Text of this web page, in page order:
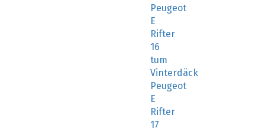
E
Rifter
16
tum
Vinterdäck
Peugeot
E
Rifter
17